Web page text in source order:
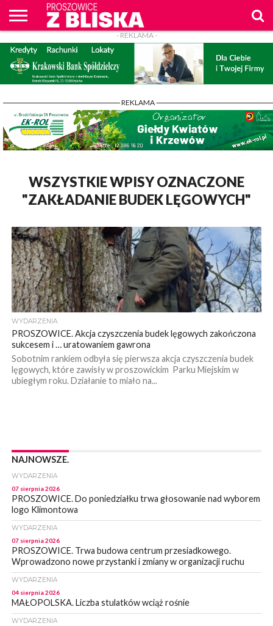
O
NAS
WIADOMOŚCI
ZAPYTAM
WPROST
CENNIK
REKLAM
PROSZOWICE
Z BLISKA
KONTAKT
- REKLAMA -
- REKLAMA -
WSZYSTKIE WPISY OZNACZONE
"ZAKŁADANIE BUDEK LĘGOWYCH"
WYDARZENIA
PROSZOWICE. Akcja czyszczenia budek lęgowych zakończona
sukcesem i … uratowaniem gawrona
Sobotnim rankiem odbyła się pierwsza akcja czyszczenia budek
lęgowych, które zawisły w proszowickim Parku Miejskim w
ubiegłym roku. Działanie to miało na...
NAJNOWSZE.
WYDARZENIA
07 sierpnia 2026
PROSZOWICE. Do poniedziałku trwa głosowanie nad wyborem
logo Klimontowa
WYDARZENIA
07 sierpnia 2026
PROSZOWICE. Trwa budowa centrum przesiadkowego.
Wprowadzono nowe przystanki i zmiany w organizacji ruchu
WYDARZENIA
04 sierpnia 2026
MAŁOPOLSKA. Liczba stulatków wciąż rośnie
WYDARZENIA